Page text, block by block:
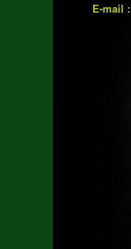
E-mail :